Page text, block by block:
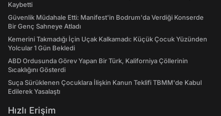
Kaybetti
Güvenlik Müdahale Etti: Manifest'in Bodrum'da Verdiği Konserde
Bir Genç Sahneye Atladı
Kemerini Takmadığı İçin Uçak Kalkamadı: Küçük Çocuk Yüzünden
Yolcular 1 Gün Bekledi
ABD Ordusunda Görev Yapan Bir Türk, Kaliforniya Çöllerinin
Sıcaklığını Gösterdi
Suça Sürüklenen Çocuklara İlişkin Kanun Teklifi TBMM'de Kabul
Edilerek Yasalaştı
Hızlı Erişim